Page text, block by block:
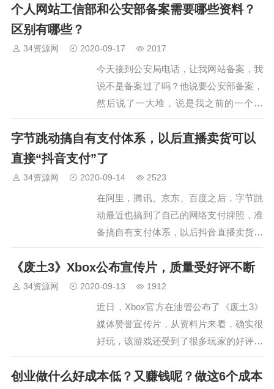
法。因此问京东芬香社交电商真能赚到钱
个人网站工信部和公安部备案需要哪些资料？
区别有哪些？
34资源网 2020-09-17 2017
今天接到公安局电话，让我网站备案，我
说不是备案过了吗？他说要公安部备案，
然后说了一大堆，说是我之前的一个老
站，取名叫什么××论坛的网站要备案，
我后来回忆了一下，想到了自己之前有个
网站取名叫论坛的，不过后来已经改成
字节跳动搞自有支付体系，以后直播卖货可以
直接“抖音支付”了
34资源网 2020-09-14 2523
在阿里，腾讯、京东、百度之后，字节跳
动最近也搞到了自己的网络支付牌照，准
备搞自有支付体系，以后抖音直播卖货可
以直接“抖音”支付了！…
《废土3》Xbox公布宣传片，质量受好评不断
34资源网 2020-09-13 1912
近日，Xbox官方在油管公布了《废土3》
媒体赞誉宣传片，从资料片来看，确实很
好玩，该游戏还受到了很多玩家的好评。
《废土3》简介：《废土3》设定在核弹爆
炸过去一个多世纪后，亚利桑那已经奄奄
创业做什么好成本低？又赚钱呢？做这6个成本